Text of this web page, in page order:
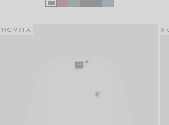
NOVITÀ